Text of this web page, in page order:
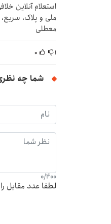
استعلام آنلاین
ملی و پلاک،
معطلی
۱ ۰
شما چه
0/400
لطفا عدد مقابل